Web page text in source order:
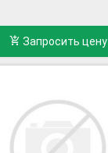
Запросить цену